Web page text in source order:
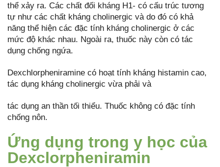
thể xảy ra. Các chất đối kháng H1- có cấu trúc tương
tự như các chất kháng cholinergic và do đó có khả
năng thể hiện các đặc tính kháng cholinergic ở các
mức độ khác nhau. Ngoài ra, thuốc này còn có tác
dụng chống ngứa.
Dexchlorpheniramine có hoạt tính kháng histamin cao,
tác dụng kháng cholinergic vừa phải và
tác dụng an thần tối thiểu. Thuốc không có đặc tính
chống nôn.
Ứng dụng trong y học của
Dexclorpheniramin